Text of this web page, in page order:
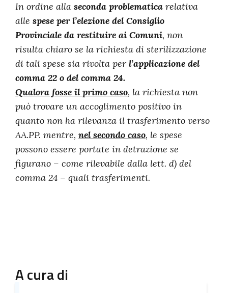
In ordine alla seconda problematica relativa
alle spese per l’elezione del Consiglio
Provinciale da restituire ai Comuni, non
risulta chiaro se la richiesta di sterilizzazione
di tali spese sia rivolta per l’applicazione del
comma 22 o del comma 24.
Qualora fosse il primo caso, la richiesta non
può trovare un accoglimento positivo in
quanto non ha rilevanza il trasferimento verso
AA.PP. mentre, nel secondo caso, le spese
possono essere portate in detrazione se
figurano – come rilevabile dalla lett. d) del
comma 24 – quali trasferimenti.
A cura di